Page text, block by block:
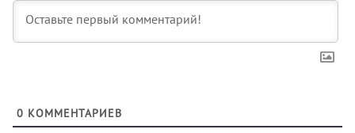
0 КОММЕНТАРИЕВ